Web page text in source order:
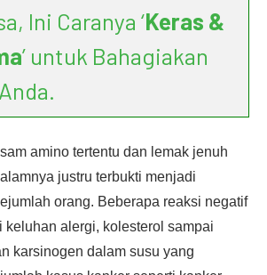
Ini Caranya ‘Keras &
’ untuk Bahagiakan
amino tertentu dan lemak jenuh
justru terbukti menjadi
orang. Beberapa reaksi negatif
keluhan alergi, kolesterol sampai
karsinogen dalam susu yang